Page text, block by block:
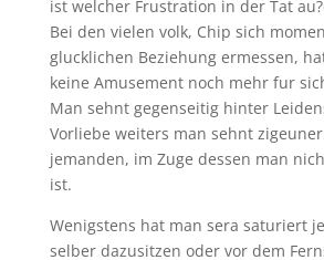
ist welcher Frustration in der Tat
Bei den vielen volk, Chip sich
glucklichen Beziehung ermessen,
keine Amusement noch mehr fur
Man sehnt gegenseitig hinter
Vorliebe weiters man sehnt
jemanden, im Zuge dessen man
ist.
Wenigstens hat man sera saturiert
selber dazusitzen oder vor dem